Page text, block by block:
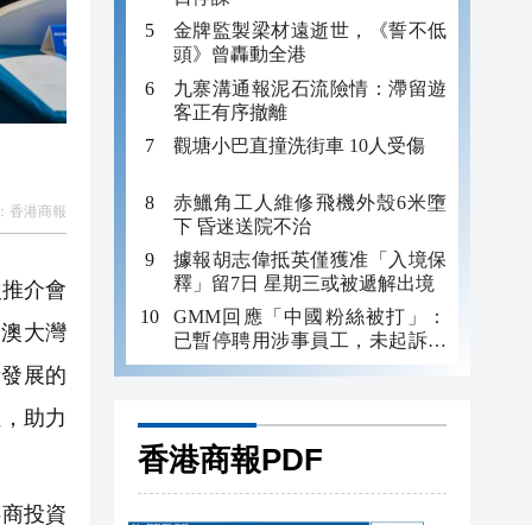
香港商報
介會
大灣
展的
助力
投資
金牌監製梁材遠逝世，《誓不低
頭》曾轟動全港
九寨溝通報泥石流險情：滯留遊
客正有序撤離
觀塘小巴直撞洗街車 10人受傷
赤鱲角工人維修飛機外殼6米墮
下 昏迷送院不治
據報胡志偉抵英僅獲准「入境保
釋」留7日 星期三或被遞解出境
GMM回應「中國粉絲被打」：
已暫停聘用涉事員工，未起訴事
主
香港商報PDF